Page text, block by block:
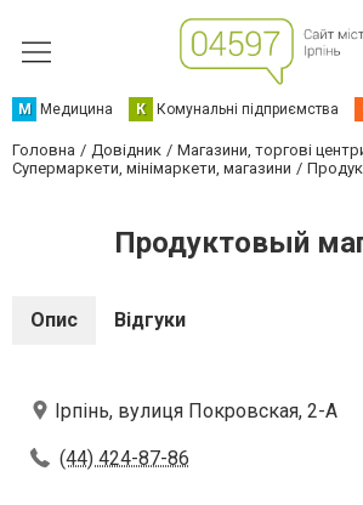
М Медицина К Комунальні підприємства
Головна Довідник
Магазини, торгові
Супермаркети, мінімаркети, магазини
Продуктовый
Опис Відгуки
Ірпінь, вулиця Покровская, 2-А
(44) 424-87-86